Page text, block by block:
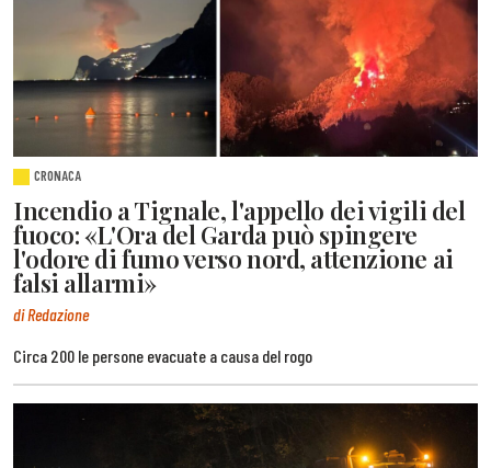
CRONACA
Incendio a Tignale, l'appello dei vigili del
fuoco: «L'Ora del Garda può spingere
l'odore di fumo verso nord, attenzione ai
falsi allarmi»
di Redazione
Circa 200 le persone evacuate a causa del rogo